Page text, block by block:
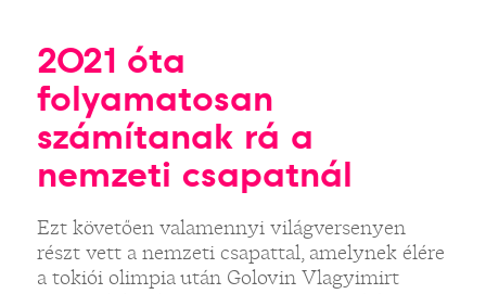
2021 óta
folyamatosan
számítanak rá a
nemzeti csapatnál
Ezt követően valamennyi világversenyen
részt vett a nemzeti csapattal, amelynek élére
a tokiói olimpia után Golovin Vlagyimirt